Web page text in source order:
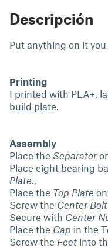
Descripción
Put anything on it
Printing
I printed with PLA+,
build plate.
Assembly
Place the Separator
Place eight bearing
Plate.,
Place the Top Plate
Screw the Center Bolt
Secure with Center
Place the Cap in the T
Screw the Feet into